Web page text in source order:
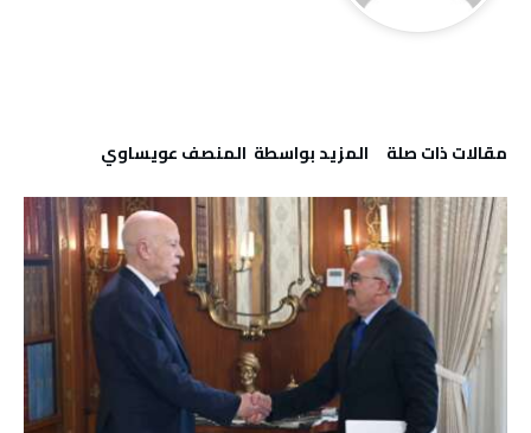
‫مقالات ذات صلة‬ ‫‫المزيد بواسطة‬ ‬ المنصف عويساوي